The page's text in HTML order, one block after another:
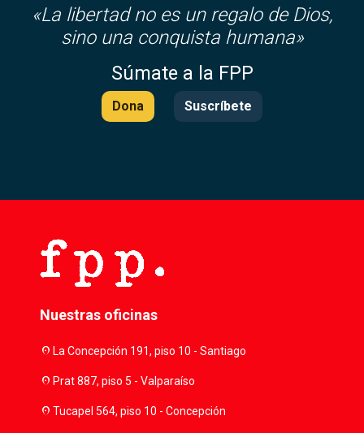
«La libertad no es un regalo de Dios,
sino una conquista humana»
Súmate a la FPP
Dona Suscríbete
Nuestras oficinas
location_onLa Concepción 191, piso 10 - Santiago
location_onPrat 887, piso 5 - Valparaíso
location_onTucapel 564, piso 10 - Concepción